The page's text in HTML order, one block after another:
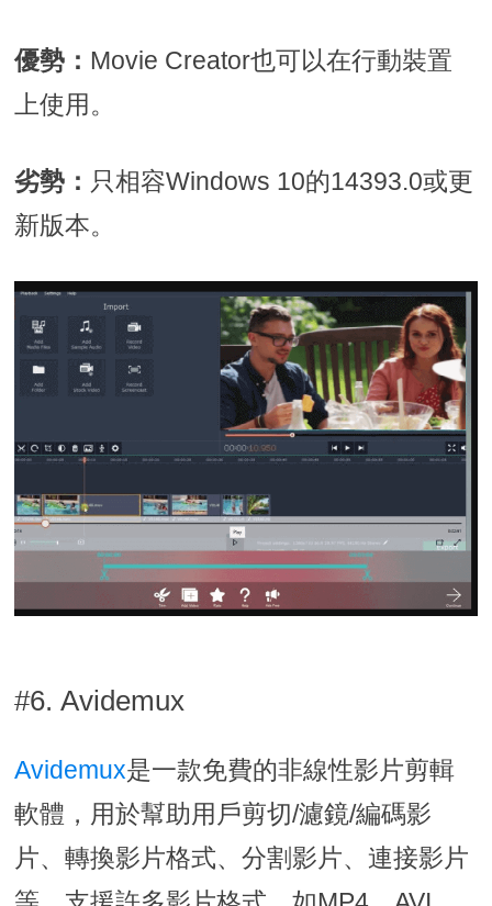
優勢： Movie Creator也可以在行動裝置
上使用。
劣勢： 只相容Windows 10的14393.0或更
新版本。
#6. Avidemux
Avidemux是一款免費的非線性影片剪輯
軟體，用於幫助用戶剪切/濾鏡/編碼影
片、轉換影片格式、分割影片、連接影片